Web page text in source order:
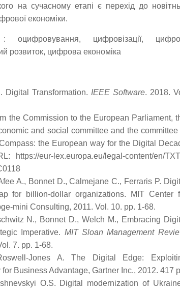
на сучасному етапі є перехід до
економіки.
цифровізації,
розвиток, цифрова економіка
Digital Transformation. IEEE Software. 2018.
the Commission to the European Parliament,
and social committee and the committee
the European way for the Digital
https://eur-lex.europa.eu/legal-content/en/
A., Bonnet D., Calmejane C., Ferraris P.
for billion-dollar organizations. MIT Center
mini Consulting, 2011. Vol. 10. pp. 1-68.
N., Bonnet D., Welch M., Embracing
Imperative. MIT Sloan Management
7. pp. 1-68.
Jones A. The Digital Edge:
for Business Advantage, Gartner Inc., 2012. 417
O.S. Digital modernization of